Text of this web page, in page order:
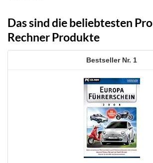
Das sind die beliebtesten
Rechner Produkte
1